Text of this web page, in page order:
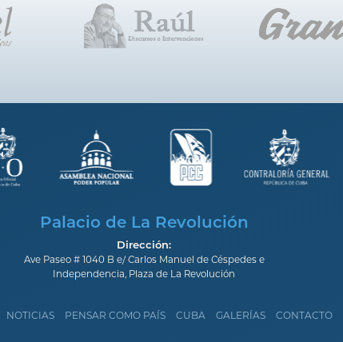
Palacio de La Revolución
Dirección:
Ave Paseo # 1040 B e/ Carlos Manuel de Céspedes e
Independencia, Plaza de La Revolución
NOTICIAS PENSAR COMO PAÍS CUBA GALERÍAS CONTACTO